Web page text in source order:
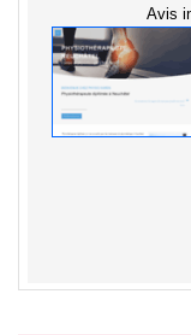
Avis